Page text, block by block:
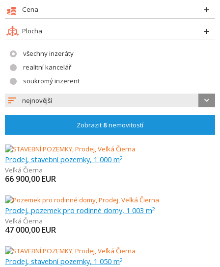
Cena
Plocha
všechny inzeráty
realitní kancelář
soukromý inzerent
nejnovější
Zobrazit 8nemovitostí
Prodej, stavební pozemky, 1 000 m2
Veľká Čierna
66 900,00 EUR
Prodej, pozemek pro rodinné domy, 1 003 m2
Veľká Čierna
47 000,00 EUR
Prodej, stavební pozemky, 1 050 m2